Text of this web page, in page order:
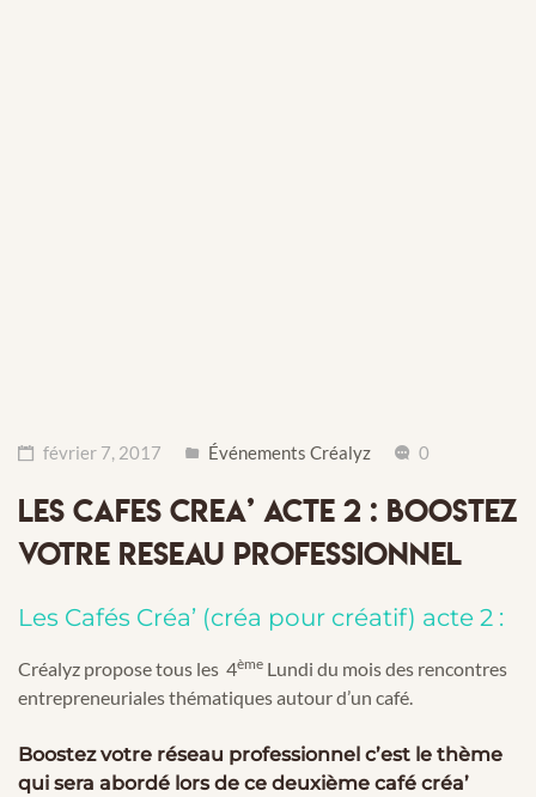
février 7, 2017 Événements Créalyz 0
LES CAFES CREA’ ACTE 2 : BOOSTEZ
VOTRE RESEAU PROFESSIONNEL
Les Cafés Créa’ (créa pour créatif) acte 2 :
Créalyz propose tous les 4ème Lundi du mois des rencontres
entrepreneuriales thématiques autour d’un café.
Boostez votre réseau professionnel c’est le thème
qui sera abordé lors de ce deuxième café créa’